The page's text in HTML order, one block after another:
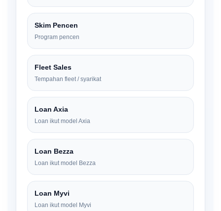
Skim Pencen
Program pencen
Fleet Sales
Tempahan fleet / syarikat
Loan Axia
Loan ikut model Axia
Loan Bezza
Loan ikut model Bezza
Loan Myvi
Loan ikut model Myvi